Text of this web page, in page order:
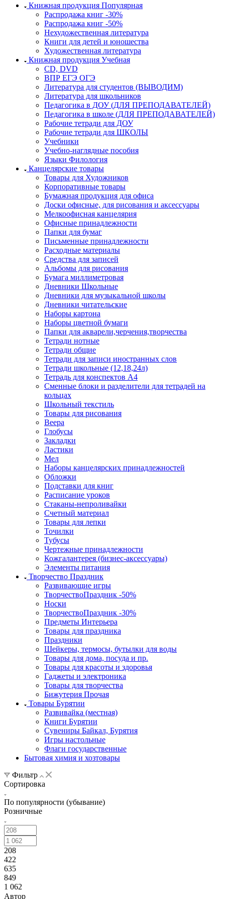
Книжная продукция Популярная
Распродажа книг -30%
Распродажа книг -50%
Нехудожественная литература
Книги для детей и юношества
Художественная литература
Книжная продукция Учебная
CD, DVD
ВПР ЕГЭ ОГЭ
Литература для студентов (ВЫВОДИМ)
Литература для школьников
Педагогика в ДОУ (ДЛЯ ПРЕПОДАВАТЕЛЕЙ)
Педагогика в школе (ДЛЯ ПРЕПОДАВАТЕЛЕЙ)
Рабочие тетради для ДОУ
Рабочие тетради для ШКОЛЫ
Учебники
Учебно-наглядные пособия
Языки Филология
Канцелярские товары
Товары для Художников
Корпоративные товары
Бумажная продукция для офиса
Доски офисные, для рисования и аксессуары
Мелкоофисная канцелярия
Офисные принадлежности
Папки для бумаг
Письменные принадлежности
Расходные материалы
Средства для записей
Альбомы для рисования
Бумага миллиметровая
Дневники Школьные
Дневники для музыкальной школы
Дневники читательские
Наборы картона
Наборы цветной бумаги
Папки для акварели,черчения,творчества
Тетради нотные
Тетради общие
Тетради для записи иностранных слов
Тетради школьные (12,18,24л)
Тетрадь для конспектов А4
Сменные блоки и разделители для тетрадей на
кольцах
Школьный текстиль
Товары для рисования
Веера
Глобусы
Закладки
Ластики
Мел
Наборы канцелярских принадлежностей
Обложки
Подставки для книг
Расписание уроков
Стаканы-непроливайки
Счетный материал
Товары для лепки
Точилки
Тубусы
Чертежные принадлежности
Кожгалантерея (бизнес-аксессуары)
Элементы питания
Творчество Праздник
Развивающие игры
ТворчествоПраздник -50%
Носки
ТворчествоПраздник -30%
Предметы Интерьера
Товары для праздника
Праздники
Шейкеры, термосы, бутылки для воды
Товары для дома, посуда и пр.
Товары для красоты и здоровья
Гаджеты и электроника
Товары для творчества
Бижутерия Прочая
Товары Бурятии
Развивайка (местная)
Книги Бурятии
Сувениры Байкал, Бурятия
Игры настольные
Флаги государственные
Бытовая химия и хозтовары
Фильтр
Сортировка
По популярности (убывание)
Розничные
208
422
635
849
1 062
Автор